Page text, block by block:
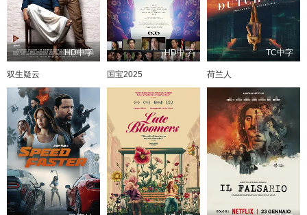
HD中字
双生疑云
HD中字
国宝2025
TC中字
荷兰人